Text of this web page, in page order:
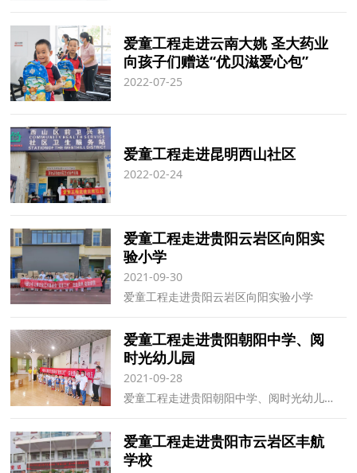
爱童工程走进云南大姚 圣大药业
向孩子们赠送“优贝滋爱心包”
2022-07-25
爱童工程走进昆明西山社区
2022-02-24
爱童工程走进贵阳云岩区向阳实
验小学
2021-09-30
爱童工程走进贵阳云岩区向阳实验小学
爱童工程走进贵阳朝阳中学、阅
时光幼儿园
2021-09-28
爱童工程走进贵阳朝阳中学、阅时光幼儿园
爱童工程走进贵阳市云岩区丰航
学校